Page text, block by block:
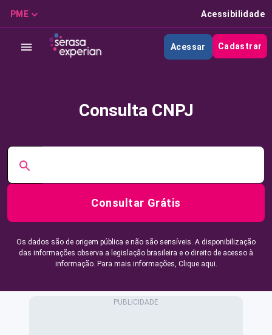
PME Acessibilidade
Acessar Cadastrar
Consulta CNPJ
Consultar Grátis
Os dados são de origem pública e não são sensíveis. A disponibilização
das informações observa a legislação brasileira e o direito de acesso à
informação. Para mais informações, Clique aqui.